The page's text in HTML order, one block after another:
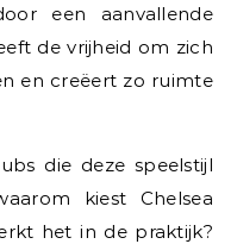
een aanvallende
de vrijheid om zich
en creëert zo ruimte
die deze speelstijl
kiest Chelsea
het in de praktijk?